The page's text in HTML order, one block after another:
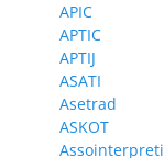
APIC
APTIC
APTIJ
ASATI
Asetrad
ASKOT
Assointerpreti